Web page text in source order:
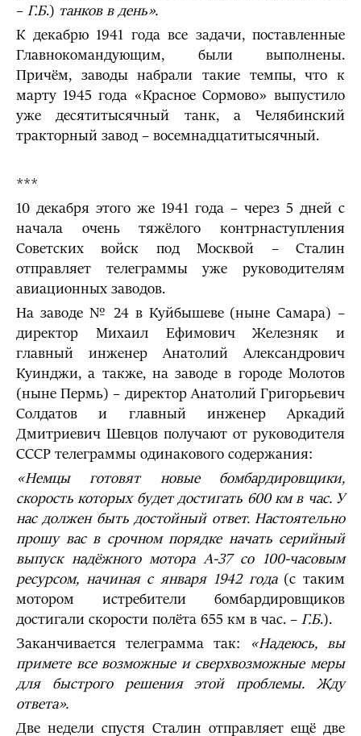
– Г.Б.) танков в день».
К декабрю 1941 года все задачи, поставленные
Главнокомандующим, были выполнены.
Причём, заводы набрали такие темпы, что к
марту 1945 года «Красное Сормово» выпустило
уже десятитысячный танк, а Челябинский
тракторный завод – восемнадцатитысячный.
***
10 декабря этого же 1941 года – через 5 дней с
начала очень тяжёлого контрнаступления
Советских войск под Москвой – Сталин
отправляет телеграммы уже руководителям
авиационных заводов.
На заводе № 24 в Куйбышеве (ныне Самара) –
директор Михаил Ефимович Железняк и
главный инженер Анатолий Александрович
Куинджи, а также, на заводе в городе Молотов
(ныне Пермь) – директор Анатолий Григорьевич
Солдатов и главный инженер Аркадий
Дмитриевич Шевцов получают от руководителя
СССР телеграммы одинакового содержания:
«Немцы готовят новые бомбардировщики,
скорость которых будет достигать 600 км в час. У
нас должен быть достойный ответ. Настоятельно
прошу вас в срочном порядке начать серийный
выпуск надёжного мотора А-37 со 100-часовым
ресурсом, начиная с января 1942 года (с таким
мотором истребители бомбардировщиков
достигали скорости полёта 655 км в час. – Г.Б.).
Заканчивается телеграмма так:
«Надеюсь, вы
примете все возможные и сверхвозможные меры
для быстрого решения этой проблемы. Жду
ответа».
Две недели спустя Сталин отправляет ещё две